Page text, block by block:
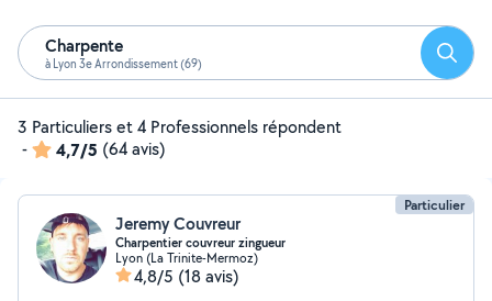
Charpente
à Lyon 3e Arrondissement (69)
3 Particuliers et 4 Professionnels répondent
-
4,7/5 (64 avis)
Particulier
Jeremy Couvreur
Charpentier couvreur zingueur
Lyon (La Trinite-Mermoz)
4,8/5 (18 avis)